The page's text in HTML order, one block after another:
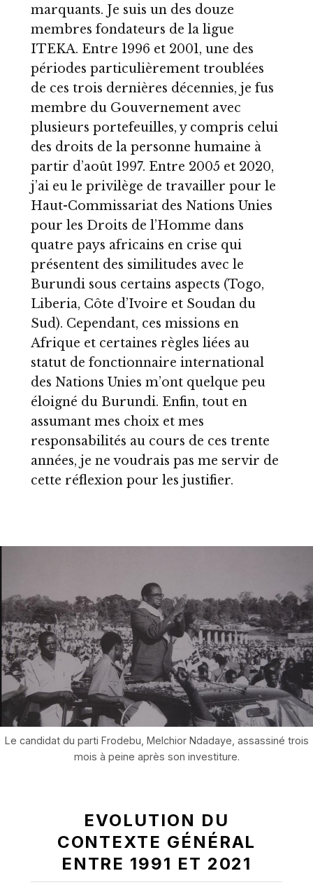
marquants. Je suis un des douze
membres fondateurs de la ligue
ITEKA. Entre 1996 et 2001, une des
périodes particulièrement troublées
de ces trois dernières décennies, je fus
membre du Gouvernement avec
plusieurs portefeuilles, y compris celui
des droits de la personne humaine à
partir d’août 1997. Entre 2005 et 2020,
j’ai eu le privilège de travailler pour le
Haut-Commissariat des Nations Unies
pour les Droits de l’Homme dans
quatre pays africains en crise qui
présentent des similitudes avec le
Burundi sous certains aspects (Togo,
Liberia, Côte d’Ivoire et Soudan du
Sud). Cependant, ces missions en
Afrique et certaines règles liées au
statut de fonctionnaire international
des Nations Unies m’ont quelque peu
éloigné du Burundi. Enfin, tout en
assumant mes choix et mes
responsabilités au cours de ces trente
années, je ne voudrais pas me servir de
cette réflexion pour les justifier.
Le candidat du parti Frodebu, Melchior Ndadaye, assassiné trois
mois à peine après son investiture.
EVOLUTION DU
CONTEXTE GÉNÉRAL
ENTRE 1991 ET 2021